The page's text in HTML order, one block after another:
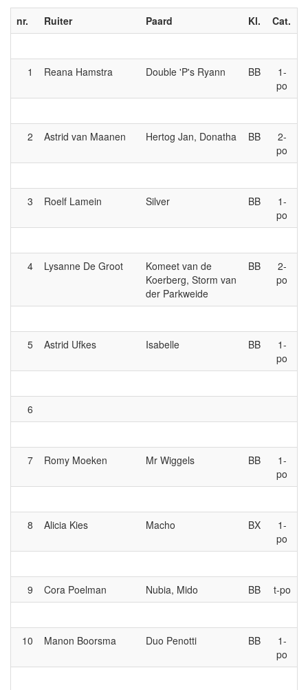
nr. Ruiter Paard Kl. Cat.
1 Reana Hamstra Double 'P's Ryann BB
1-
po
2 Astrid van Maanen Hertog Jan, Donatha BB
2-
po
3 Roelf Lamein Silver BB
1-
po
4 Lysanne De Groot
Komeet van de
Koerberg, Storm van
der Parkweide
BB
2-
po
5 Astrid Ufkes Isabelle BB
1-
po
6
7 Romy Moeken Mr Wiggels BB
1-
po
8 Alicia Kies Macho BX
1-
po
9 Cora Poelman Nubia, Mido BB t-po
10 Manon Boorsma Duo Penotti BB
1-
po